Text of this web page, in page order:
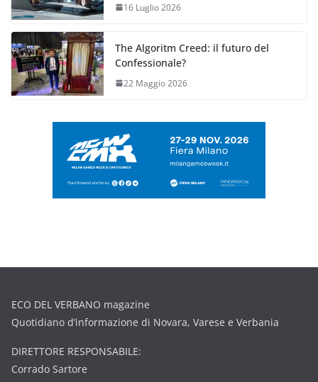
16 Luglio 2026
The Algoritm Creed: il futuro del
Confessionale?
22 Maggio 2026
ECO DEL VERBANO magazine
Quotidiano d’informazione di Novara, Varese e Verbania
DIRETTORE RESPONSABILE:
Corrado Sartore